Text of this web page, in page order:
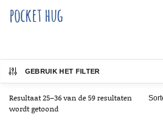
pocket hug
GEBRUIK HET FILTER
Resultaat 25–36 van de 59 resultaten
wordt getoond